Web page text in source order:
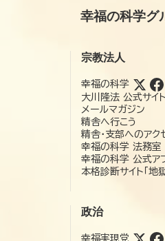
幸福の科学グ
宗教法人
幸福の科学
大川隆法 公式サイト
メールマガジン
精舎へ行こう
精舎・支部へのアク
幸福の科学 法務室
幸福の科学 公式ア
本格診断サイト「地
政治
幸福実現党